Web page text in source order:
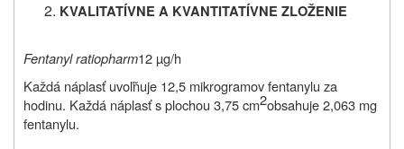
KVALITATÍVNE A KVANTITATÍVNE ZLOŽENIE
Fentanyl ratiopharm12 µg/h
Každá náplasť uvoľňuje 12,5 mikrogramov fentanylu za
hodinu. Každá náplasť s plochou 3,75 cm2obsahuje 2,063 mg
fentanylu.